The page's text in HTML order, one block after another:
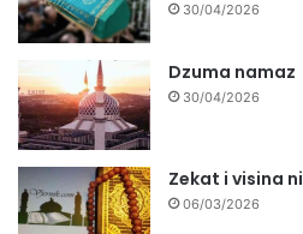
30/04/2026
Dzuma namaz
30/04/2026
Zekat i visina
06/03/2026